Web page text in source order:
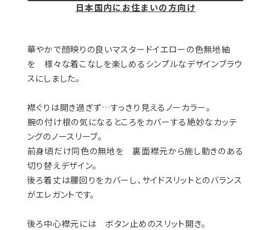
日本国内にお住まいの方向け
華やかで顔映りの良いマスタードイエローの色無地紬
を 様々な着こなしを楽しめるシンプルなデザインブラウ
スにしました。
襟ぐりは開き過ぎず…すっきり見えるノーカラー。
腕の付け根の気になるところをカバーする絶妙なカッテ
ングのノースリーブ。
前身頃だけ同色の無地を 裏面襟元から施し動きのある
切り替えデザイン。
後ろ着丈は腰回りをカバーし、サイドスリットとのバランス
がエレガントです。
後ろ中心襟元には ボタン止めのスリット開き。